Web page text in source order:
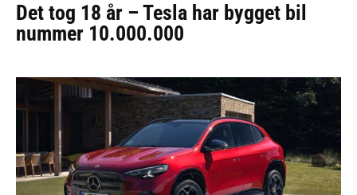
Det tog 18 år – Tesla har bygget bil
nummer 10.000.000